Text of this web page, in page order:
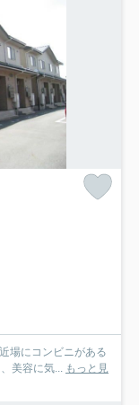
場にコンビニがある
美容に気... もっと見